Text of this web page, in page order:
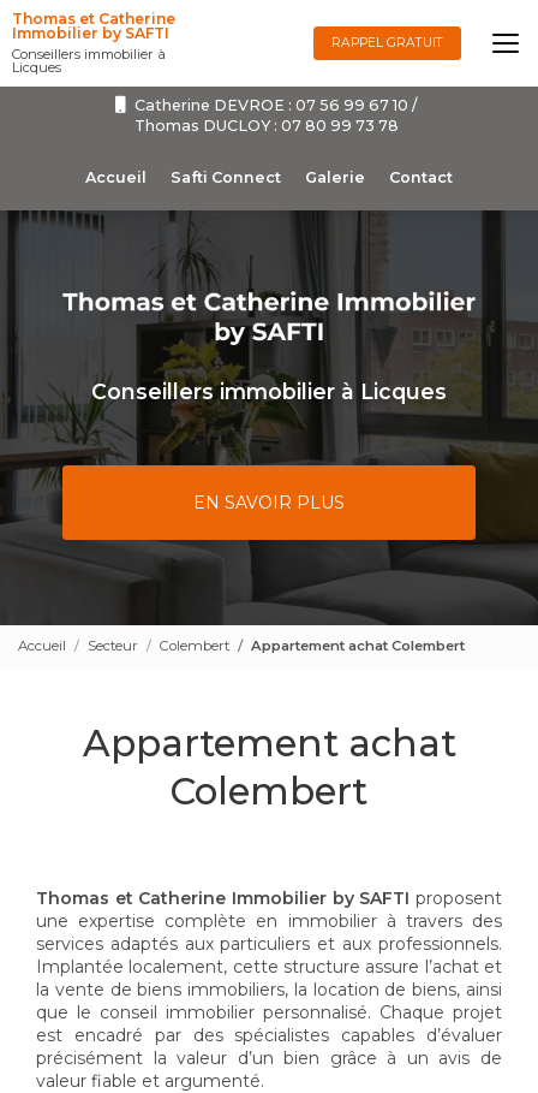
Aller
au
contenu
principal
Catherine DEVROE :07 56 99 67 10 /
Thomas DUCLOY : 07 80 99 73 78
Accueil Safti Connect Galerie Contact
Thomas et Catherine
Immobilier by SAFTI
Conseillers immobilier à
Licques
RAPPEL GRATUIT
Conseillers immobilier à Licques
EN SAVOIR PLUS
Accueil Secteur Colembert Appartement achat Colembert
Appartement achat
Colembert
Thomas et Catherine Immobilier by SAFTI proposent
une expertise complète en immobilier à travers des
services adaptés aux particuliers et aux professionnels.
Implantée localement, cette structure assure l’achat et
la vente de biens immobiliers, la location de biens, ainsi
que le conseil immobilier personnalisé. Chaque projet
est encadré par des spécialistes capables d’évaluer
précisément la valeur d’un bien grâce à un avis de
valeur fiable et argumenté.